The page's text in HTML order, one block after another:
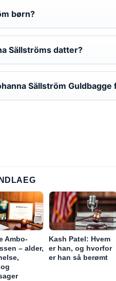
børn?
Sällströms datter?
Sällström Guldbagge
Ambo-
– alder,
Kash Patel: Hvem
er han, og hvorfor
er han så berømt